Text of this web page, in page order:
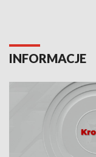
INFORMACJE